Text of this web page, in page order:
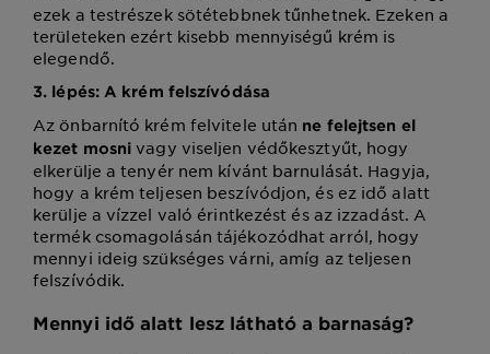
ezek a testrészek sötétebbnek tűnhetnek. Ezeken a
területeken ezért kisebb mennyiségű krém is
elegendő.
3. lépés: A krém felszívódása
Az önbarnító krém felvitele után ne felejtsen el
kezet mosni vagy viseljen védőkesztyűt, hogy
elkerülje a tenyér nem kívánt barnulását. Hagyja,
hogy a krém teljesen beszívódjon, és ez idő alatt
kerülje a vízzel való érintkezést és az izzadást. A
termék csomagolásán tájékozódhat arról, hogy
mennyi ideig szükséges várni, amíg az teljesen
felszívódik.
Mennyi idő alatt lesz látható a barnaság?